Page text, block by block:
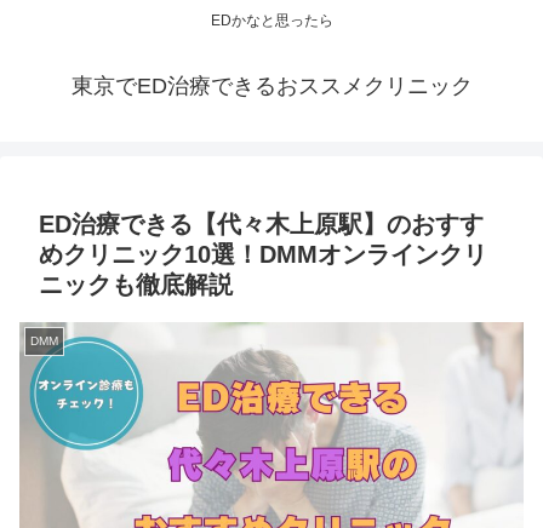
EDかなと思ったら
東京でED治療できるおススメクリニック
ED治療できる【代々木上原駅】のおすす
めクリニック10選！DMMオンラインクリ
ニックも徹底解説
DMM